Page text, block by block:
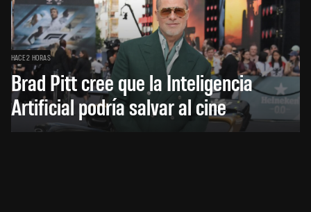
HACE 2 HORAS
Brad Pitt cree que la Inteligencia
Artificial podría salvar al cine